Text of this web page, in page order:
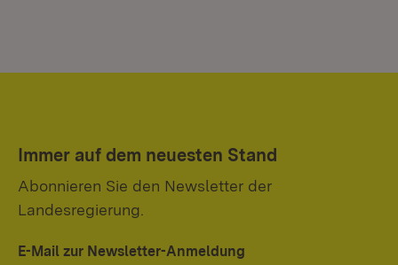
Immer auf dem neuesten Stand
Abonnieren Sie den Newsletter der
Landesregierung.
E-Mail zur Newsletter-Anmeldung